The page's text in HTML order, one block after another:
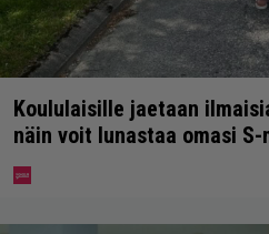
Koululaisille jaetaan
näin voit lunastaa omasi